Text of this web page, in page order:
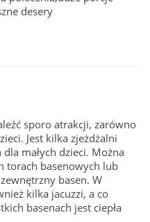
desery
sporo atrakcji, zarówno
Jest kilka zjeżdżalni
małych dzieci. Można
torach basenowych lub
basen. W
kilka jacuzzi, a co
basenach jest ciepła